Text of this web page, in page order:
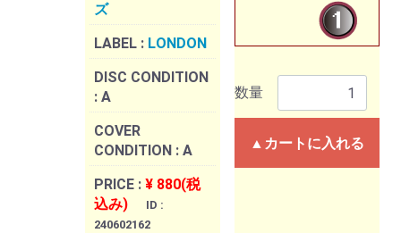
ズ
LABEL : LONDON
DISC CONDITION
: A
COVER
CONDITION : A
PRICE : ¥ 880(税
込み)
ID :
240602162
数量
▲カートに入れる